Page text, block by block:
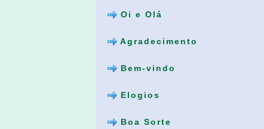
Oi e Olá
Agradecimento
Bem-vindo
Elogios
Boa Sorte